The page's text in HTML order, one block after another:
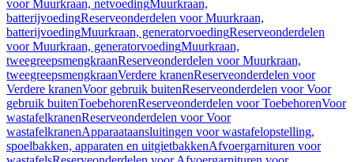
voor Muurkraan, netvoedingMuurkraan,
batterijvoedingReserveonderdelen voor Muurkraan,
batterijvoedingMuurkraan, generatorvoedingReserveonderdelen
voor Muurkraan, generatorvoedingMuurkraan,
tweegreepsmengkraanReserveonderdelen voor Muurkraan,
tweegreepsmengkraanVerdere kranenReserveonderdelen voor
Verdere kranenVoor gebruik buitenReserveonderdelen voor Voor
gebruik buitenToebehorenReserveonderdelen voor ToebehorenVoor
wastafelkranenReserveonderdelen voor Voor
wastafelkranenApparaataansluitingen voor wastafelopstelling,
spoelbakken, apparaten en uitgietbakkenAfvoergarnituren voor